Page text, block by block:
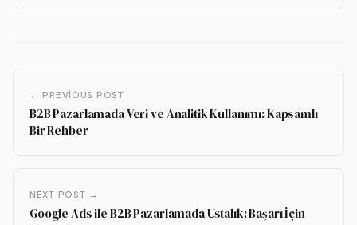
← PREVIOUS POST
B2B Pazarlamada Veri ve Analitik Kullanımı: Kapsamlı
Bir Rehber
NEXT POST →
Google Ads ile B2B Pazarlamada Ustalık: Başarı İçin